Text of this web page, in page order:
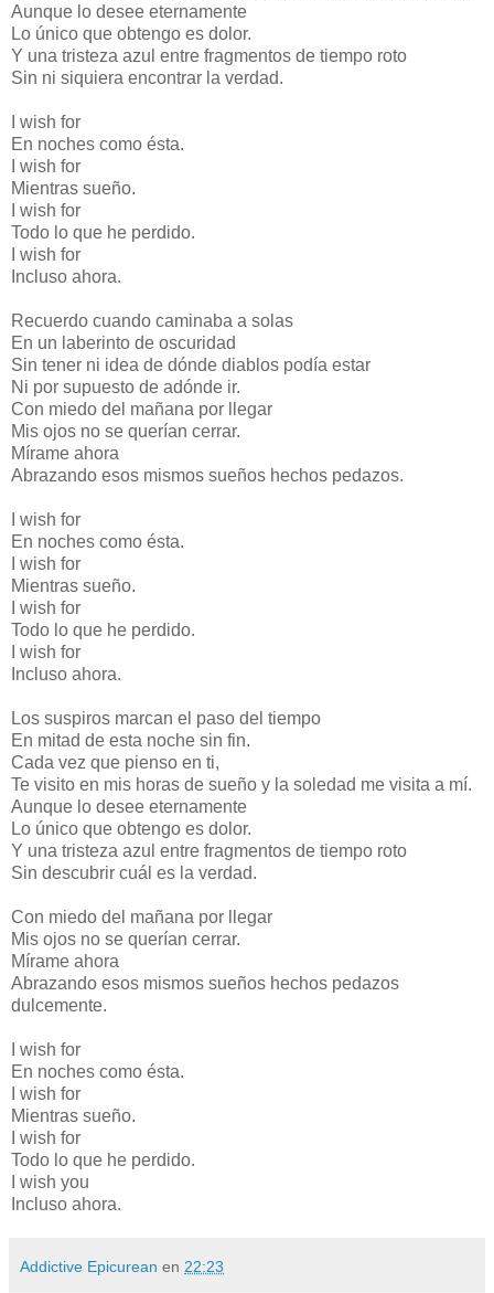
Aunque lo desee eternamente
Lo único que obtengo es dolor.
Y una tristeza azul entre fragmentos de tiempo roto
Sin ni siquiera encontrar la verdad.
I wish for
En noches como ésta.
I wish for
Mientras sueño.
I wish for
Todo lo que he perdido.
I wish for
Incluso ahora.
Recuerdo cuando caminaba a solas
En un laberinto de oscuridad
Sin tener ni idea de dónde diablos podía estar
Ni por supuesto de adónde ir.
Con miedo del mañana por llegar
Mis ojos no se querían cerrar.
Mírame ahora
Abrazando esos mismos sueños hechos pedazos.
I wish for
En noches como ésta.
I wish for
Mientras sueño.
I wish for
Todo lo que he perdido.
I wish for
Incluso ahora.
Los suspiros marcan el paso del tiempo
En mitad de esta noche sin fin.
Cada vez que pienso en ti,
Te visito en mis horas de sueño y la soledad me visita a mí.
Aunque lo desee eternamente
Lo único que obtengo es dolor.
Y una tristeza azul entre fragmentos de tiempo roto
Sin descubrir cuál es la verdad.
Con miedo del mañana por llegar
Mis ojos no se querían cerrar.
Mírame ahora
Abrazando esos mismos sueños hechos pedazos
dulcemente.
I wish for
En noches como ésta.
I wish for
Mientras sueño.
I wish for
Todo lo que he perdido.
I wish you
Incluso ahora.
Addictive Epicurean en 22:23